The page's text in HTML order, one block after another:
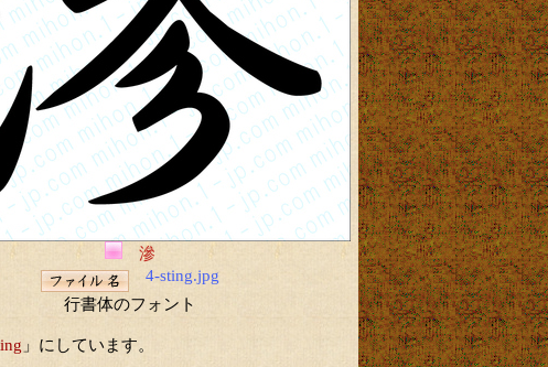
滲
4-sting.jpg
行書体のフォント
」にしています。